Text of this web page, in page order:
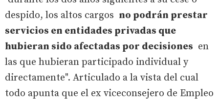
despido, los altos cargos no podrán prestar
servicios en entidades privadas que
hubieran sido afectadas por decisiones en
las que hubieran participado individual y
directamente". Articulado a la vista del cual
todo apunta que el ex viceconsejero de Empleo